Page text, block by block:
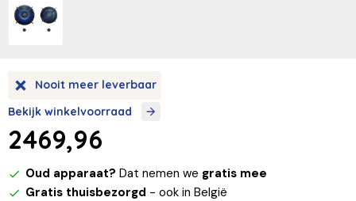
Nooit meer leverbaar
Bekijk winkelvoorraad
2469,96
Oud apparaat? Dat nemen we gratis mee
Gratis thuisbezorgd - ook in België